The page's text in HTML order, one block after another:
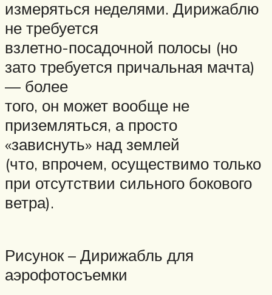
измеряться неделями. Дирижаблю
не требуется
взлетно-посадочной полосы (но
зато требуется причальная мачта)
— более
того, он может вообще не
приземляться, а просто
«зависнуть» над землей
(что, впрочем, осуществимо только
при отсутствии сильного бокового
ветра).
Рисунок – Дирижабль для
аэрофотосъемки